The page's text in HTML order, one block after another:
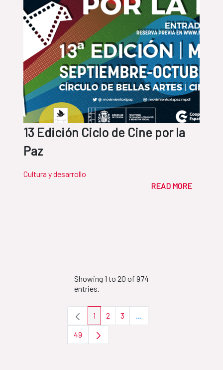
13 Edición Ciclo de Cine por la
Paz
Cultura y desarrollo
READ MORE
Showing 1 to 20 of 974
entries.
Page
1 Page
2 Page
3 ...Intermediate Pages Use
Page
49